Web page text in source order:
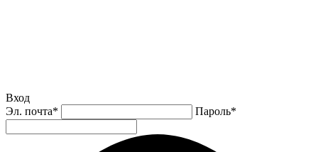
Вход
Эл. почта* Пароль*